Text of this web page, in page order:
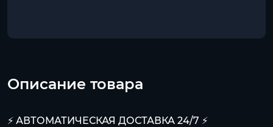
Описание товара
⚡️ АВТОМАТИЧЕСКАЯ ДОСТАВКА 24/7 ⚡️